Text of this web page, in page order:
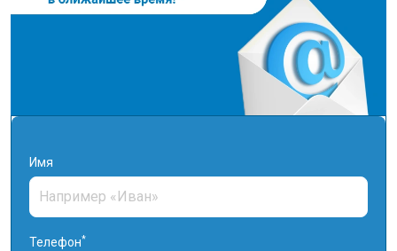
Имя
Телефон*